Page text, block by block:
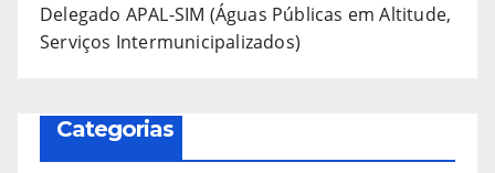
Delegado APAL-SIM (Águas Públicas em Altitude,
Serviços Intermunicipalizados)
Categorias